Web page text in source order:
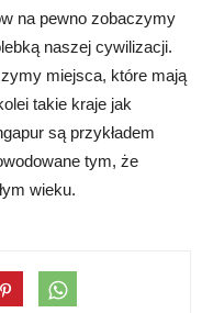
na pewno zobaczymy
naszej cywilizacji.
miejsca, które mają
takie kraje jak
są przykładem
tym, że
wieku.